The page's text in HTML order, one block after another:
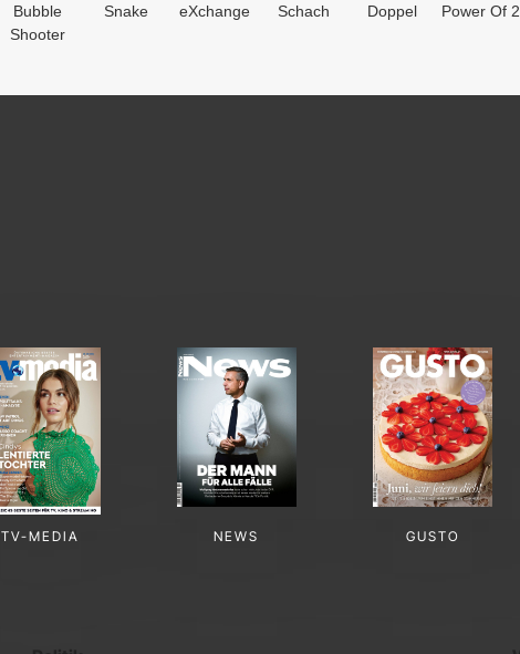
Bubble
Shooter
Snake eXchange Schach Doppel Power Of 2
TV-MEDIA NEWS GUSTO